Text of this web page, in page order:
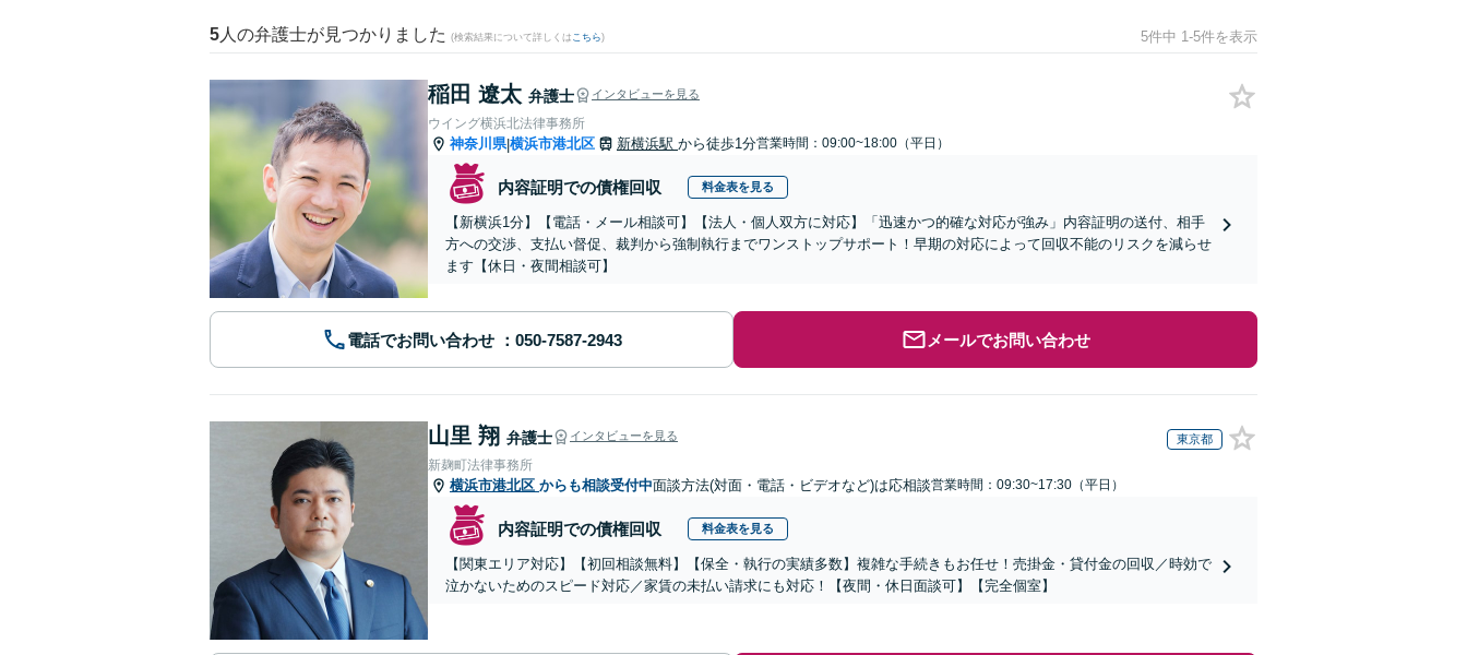
5 人の弁護士が見つかりました (検索結果について詳しくは こちら) 5件中 1-5件を表示
稲田 遼太 弁護士 インタビューを見る
ウイング横浜北法律事務所
神奈川県|横浜市港北区 新横浜駅 から徒歩1分営業時間：09:00~18:00（平日）
内容証明での債権回収 料金表を見る
【新横浜1分】【電話・メール相談可】【法人・個人双方に対応】「迅速かつ的確な対応が強み」内容証明の送付、相手
方への交渉、支払い督促、裁判から強制執行までワンストップサポート！早期の対応によって回収不能のリスクを減らせ
ます【休日・夜間相談可】
電話でお問い合わせ メールでお問い合わせ
山里 翔 弁護士 インタビューを見る 東京都
新麹町法律事務所
横浜市港北区 からも相談受付中面談方法(対面・電話・ビデオなど)は応相談営業時間：09:30~17:30（平日）
内容証明での債権回収 料金表を見る
【関東エリア対応】【初回相談無料】【保全・執行の実績多数】複雑な手続きもお任せ！売掛金・貸付金の回収／時効で
泣かないためのスピード対応／家賃の未払い請求にも対応！【夜間・休日面談可】【完全個室】